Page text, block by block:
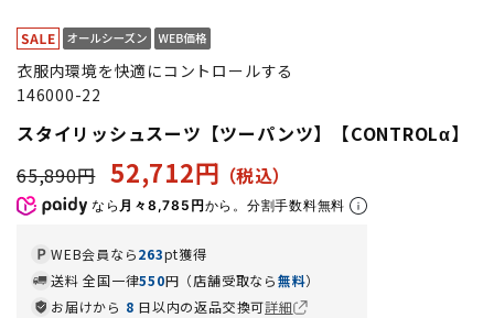
衣服内環境を快適にコントロールする
146000-22
スタイリッシュスーツ【ツーパンツ】【CONTROLα】
65,890円 52,712円
なら 月々8,785円から。分割手数料無料
WEB会員なら263pt獲得
送料 全国一律550円（店舗受取なら無料）
お届けから 8 日以内の返品交換可詳細